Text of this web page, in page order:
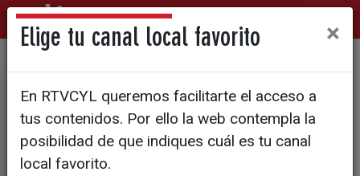
Más de mil fichas federativas
en el baloncesto provincial
Elige tu canal local favorito ×
En RTVCYL queremos facilitarte el acceso a
tus contenidos. Por ello la web contempla la
posibilidad de que indiques cuál es tu canal
local favorito.